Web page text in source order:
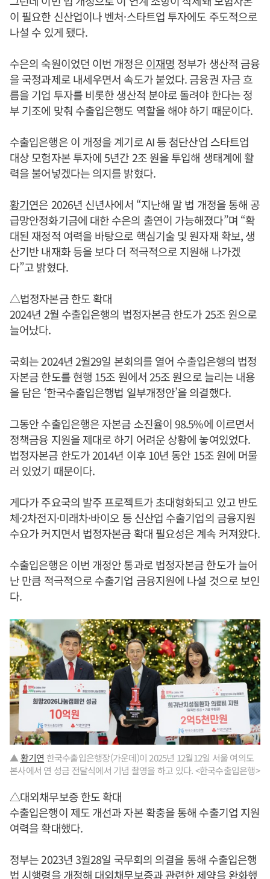
이 필요한 신산업이나 벤처·스타트업 투자에도 주도적으로
나설 수 있게 됐다.
수은의 숙원이었던 이번 개정은이재명 정부가 생산적 금융
을 국정과제로 내세우면서 속도가 붙었다. 금융권 자금 흐
름을 기업 투자를 비롯한 생산적 분야로 돌려야 한다는 정
부 기조에 맞춰 수출입은행도 역할을 해야 하기 때문이다.
수출입은행은 이 개정을 계기로 AI 등 첨단산업 스타트업
대상 모험자본 투자에 5년간 2조 원을 투입해 생태계에 활
력을 불어넣겠다는 의지를 밝혔다.
황기연은 2026년 신년사에서 “지난해 말 법 개정을 통해 공
급망안정화기금에 대한 수은의 출연이 가능해졌다”며 “확
대된 재정적 여력을 바탕으로 핵심기술 및 원자재 확보, 생
산기반 내재화 등을 보다 더 적극적으로 지원해 나가겠
다”고 밝혔다.
△법정자본금 한도 확대
2024년 2월 수출입은행의 법정자본금 한도가 25조 원으로
늘어났다.
국회는 2024년 2월29일 본회의를 열어 수출입은행의 법정
자본금 한도를 현행 15조 원에서 25조 원으로 늘리는 내용
을 담은 ‘한국수출입은행법 일부개정안’을 의결했다.
그동안 수출입은행은 자본금 소진율이 98.5%에 이르면서
정책금융 지원을 제대로 하기 어려운 상황에 놓여있었다.
법정자본금 한도가 2014년 이후 10년 동안 15조 원에 머물
러 있었기 때문이다.
게다가 주요국의 발주 프로젝트가 초대형화되고 있고 반도
체·2차전지·미래차·바이오 등 신산업 수출기업의 금융지원
수요가 커지면서 법정자본금 확대 필요성은 계속 커져왔다.
수출입은행은 이번 개정안 통과로 법정자본금 한도가 늘어
난 만큼 적극적으로 수출기업 금융지원에 나설 것으로 보인
다.
▲황기연 한국수출입은행장(가운데)이 2025년 12월12일 서울 여의도
본사에서 연 성금 전달식에서 기념 촬영을 하고 있다. <한국수출입은행>
△대외채무보증 한도 확대
수출입은행이 제도 개선과 자본 확충을 통해 수출기업 지원
여력을 확대했다.
정부는 2023년 3월28일 국무회의 의결을 통해 수출입은행
법 시행령을 개정해 대외채무보증과 관련한 제약을 완화했